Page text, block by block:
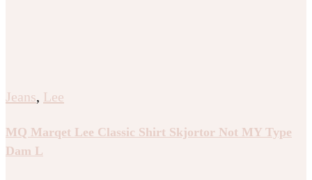
Jeans, Lee
MQ Marqet Lee Classic Shirt Skjortor Not MY Type
Dam L